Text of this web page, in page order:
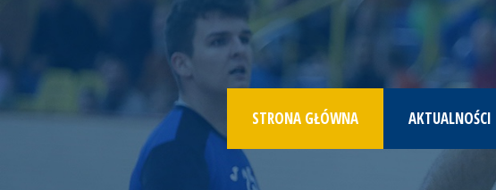
STRONA GŁÓWNA AKTUALNOŚCI